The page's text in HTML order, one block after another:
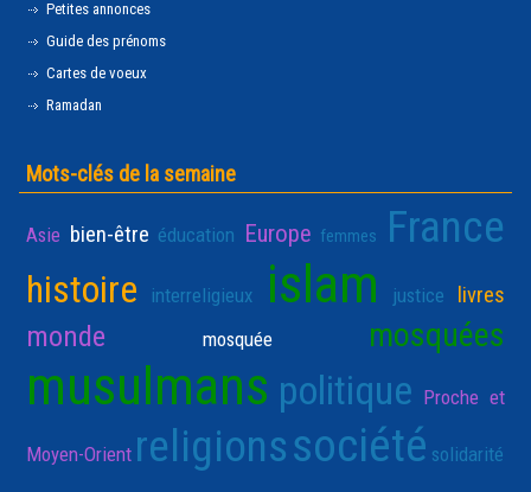
Petites annonces
Guide des prénoms
Cartes de voeux
Ramadan
Mots-clés de la semaine
Asie bien-être éducation Europe femmes France
histoire interreligieux islam justice livres
monde mosquée mosquées
musulmans politique Proche et
Moyen-Orient religionssociété solidarité